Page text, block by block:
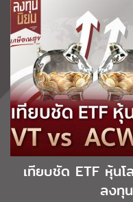
เทียบชัด ETF หุ้น
ลงทุ